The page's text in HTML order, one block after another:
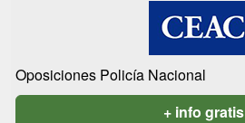
Oposiciones Policía Nacional
+ info gratis